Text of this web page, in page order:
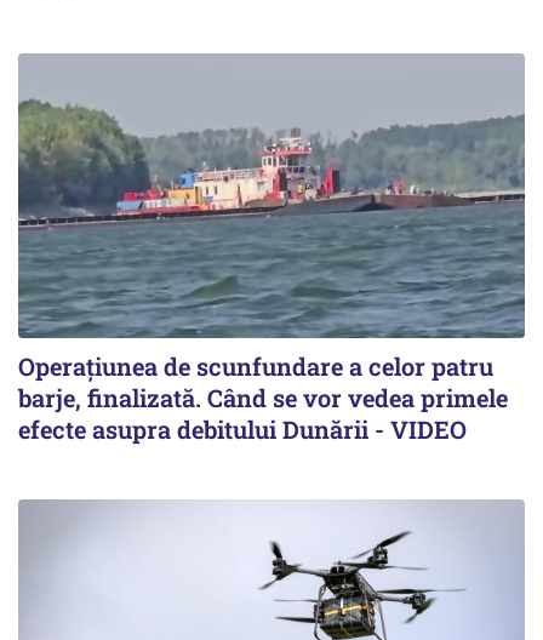
Operațiunea de scunfundare a celor patru
barje, finalizată. Când se vor vedea primele
efecte asupra debitului Dunării - VIDEO